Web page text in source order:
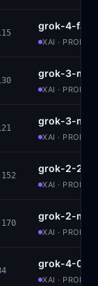
grok-4-
XAI ·
grok-3-
XAI ·
grok-3-
XAI ·
grok-2-
XAI ·
grok-2-
XAI ·
grok-4-
XAI ·